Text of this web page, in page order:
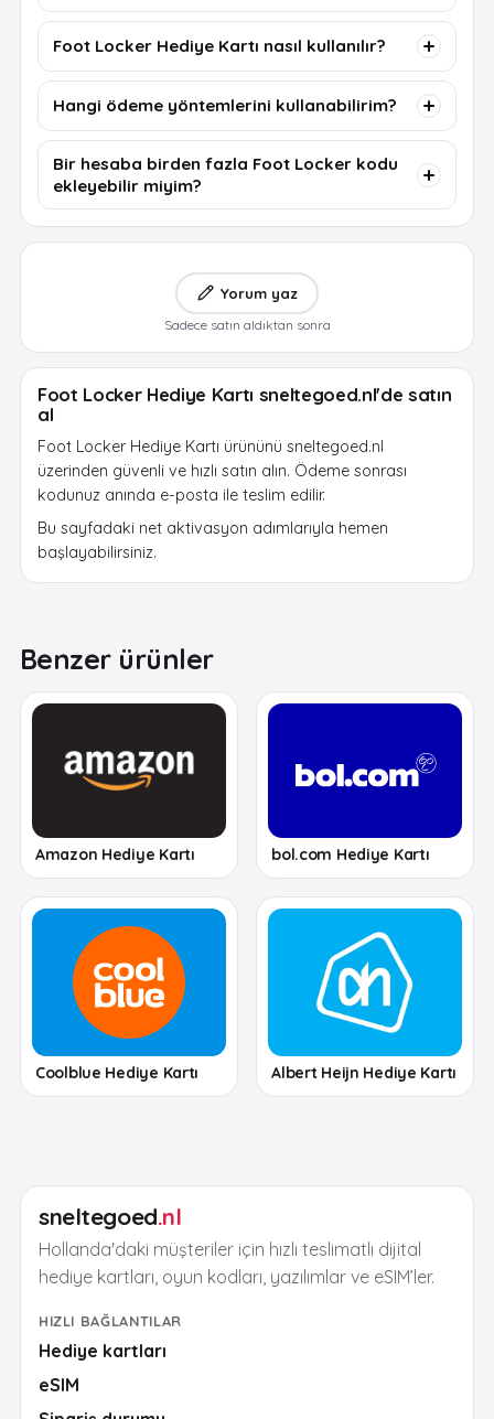
Foot Locker Hediye Kartı nasıl kullanılır?
Hangi ödeme yöntemlerini kullanabilirim?
Bir hesaba birden fazla Foot Locker kodu
ekleyebilir miyim?
Yorum yaz
Sadece satın aldıktan sonra
Foot Locker Hediye Kartı sneltegoed.nl'de satın
al
Foot Locker Hediye Kartı ürününü sneltegoed.nl
üzerinden güvenli ve hızlı satın alın. Ödeme sonrası
kodunuz anında e-posta ile teslim edilir.
Bu sayfadaki net aktivasyon adımlarıyla hemen
başlayabilirsiniz.
Benzer ürünler
Amazon Hediye Kartı bol.com Hediye Kartı
Coolblue Hediye Kartı Albert Heijn Hediye Kartı
sneltegoed.nl
Hollanda'daki müşteriler için hızlı teslimatlı dijital
hediye kartları, oyun kodları, yazılımlar ve eSIM’ler.
HIZLI BAĞLANTILAR
Hediye kartları
eSIM